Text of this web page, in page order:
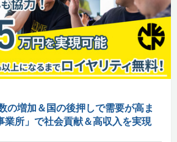
の増加＆国の後押しで需要が高ま
業所」で社会貢献＆高収入を実現